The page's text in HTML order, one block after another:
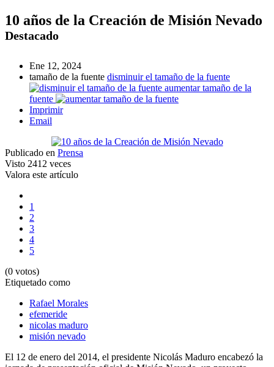
10 años de la Creación de Misión Nevado
Destacado
Ene 12, 2024
tamaño de la fuente disminuir el tamaño de la fuente
aumentar tamaño de la
fuente
Imprimir
Email
Publicado en Prensa
Visto 2412 veces
Valora este artículo
1
2
3
4
5
(0 votos)
Etiquetado como
Rafael Morales
efemeride
nicolas maduro
misión nevado
El 12 de enero del 2014, el presidente Nicolás Maduro encabezó la